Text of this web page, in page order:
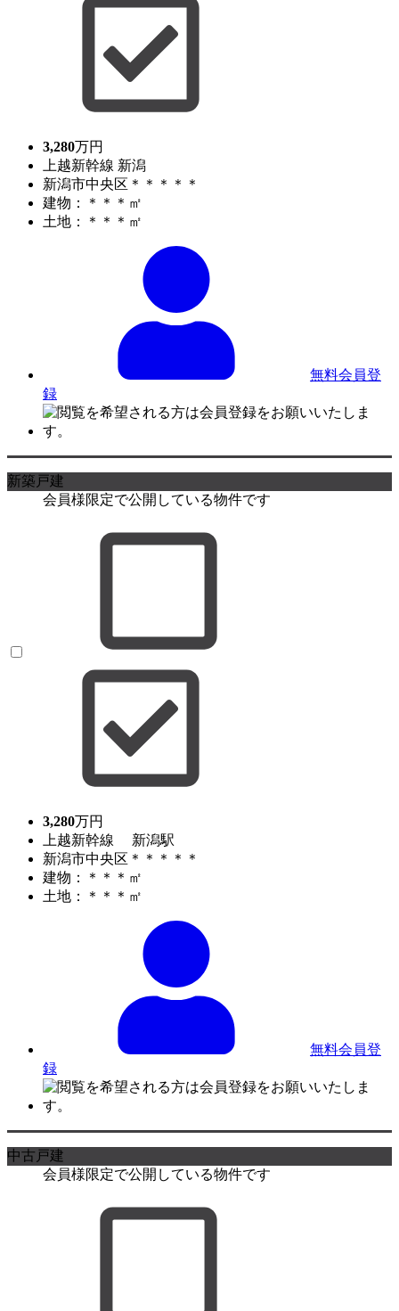
3,280万円
上越新幹線 新潟
新潟市中央区＊＊＊＊＊
建物：＊＊＊㎡
土地：＊＊＊㎡
無料会員登
録
新築戸建
会員様限定で公開している物件です
3,280万円
上越新幹線 新潟駅
新潟市中央区＊＊＊＊＊
建物：＊＊＊㎡
土地：＊＊＊㎡
無料会員登
録
中古戸建
会員様限定で公開している物件です